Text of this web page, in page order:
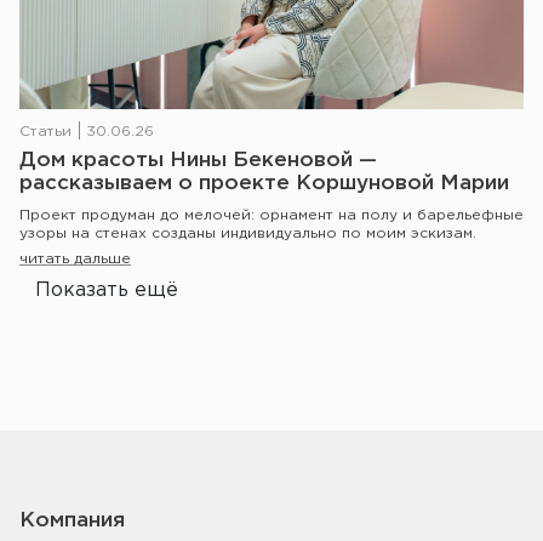
Статьи 30.06.26
Дом красоты Нины Бекеновой —
рассказываем о проекте Коршуновой Марии
Проект продуман до мелочей: орнамент на полу и барельефные
узоры на стенах созданы индивидуально по моим эскизам.
читать дальше
Показать ещё
Компания